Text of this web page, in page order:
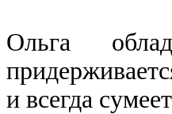
Ольга
и всегда